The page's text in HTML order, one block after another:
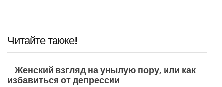
Читайте также!
Женский взгляд на унылую пору, или как
избавиться от депрессии